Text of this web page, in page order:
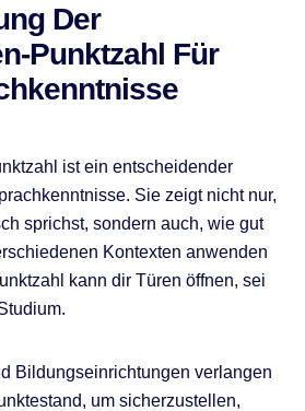
Der
Punktzahl Für
ist ein entscheidender
Sie zeigt nicht nur,
sprichst, sondern auch, wie gut
Kontexten anwenden
kann dir Türen öffnen, sei
Bildungseinrichtungen verlangen
um sicherzustellen,